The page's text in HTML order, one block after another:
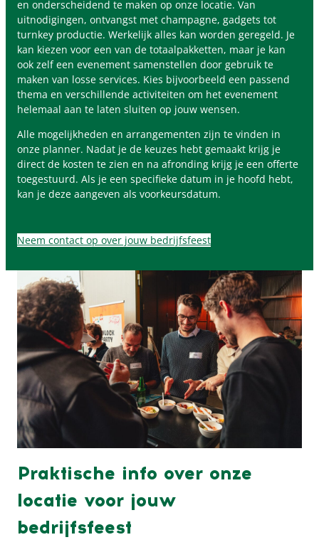
en onderscheidend te maken op onze locatie. Van
uitnodigingen, ontvangst met champagne, gadgets tot
turnkey productie. Werkelijk alles kan worden geregeld. Je
kan kiezen voor een van de totaalpakketten, maar je kan
ook zelf een evenement samenstellen door gebruik te
maken van losse services. Kies bijvoorbeeld een passend
thema en verschillende activiteiten om het evenement
helemaal aan te laten sluiten op jouw wensen.
Alle mogelijkheden en arrangementen zijn te vinden in
onze planner. Nadat je de keuzes hebt gemaakt krijg je
direct de kosten te zien en na afronding krijg je een offerte
toegestuurd. Als je een specifieke datum in je hoofd hebt,
kan je deze aangeven als voorkeursdatum.
Neem contact op over jouw bedrijfsfeest
Praktische info over onze
locatie voor jouw
bedrijfsfeest